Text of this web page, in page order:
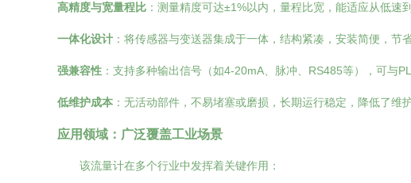
高精度与宽量程比 ：测量精度可达±1%以内，量程比宽，能适应从低速
一体化设计 ：将传感器与变送器集成于一体，结构紧凑，安装简便，节
强兼容性 ：支持多种输出信号（如4-20mA、脉冲、RS485等），可与
低维护成本 ：无活动部件，不易堵塞或磨损，长期运行稳定，降低了维
应用领域：广泛覆盖工业场景
该流量计在多个行业中发挥着关键作用：